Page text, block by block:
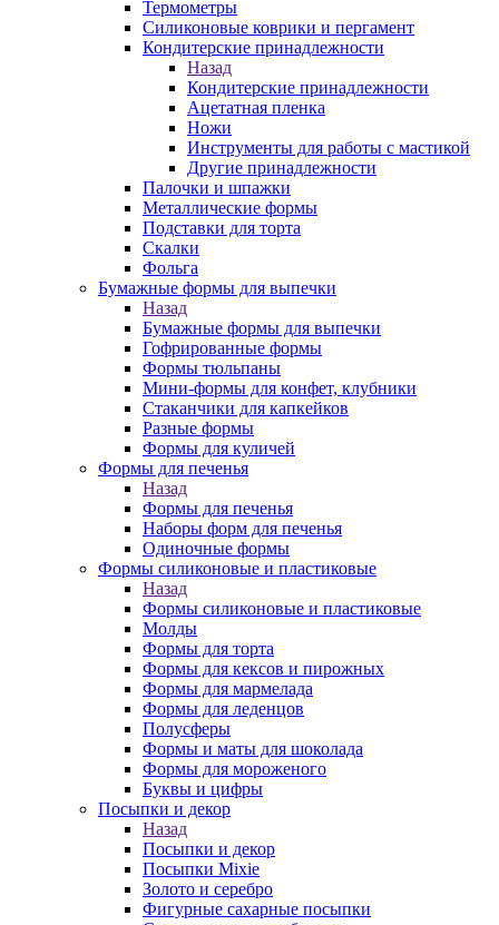
Термометры
Силиконовые коврики и пергамент
Кондитерские принадлежности
Назад
Кондитерские принадлежности
Ацетатная пленка
Ножи
Инструменты для работы с мастикой
Другие принадлежности
Палочки и шпажки
Металлические формы
Подставки для торта
Скалки
Фольга
Бумажные формы для выпечки
Назад
Бумажные формы для выпечки
Гофрированные формы
Формы тюльпаны
Мини-формы для конфет, клубники
Стаканчики для капкейков
Разные формы
Формы для куличей
Формы для печенья
Назад
Формы для печенья
Наборы форм для печенья
Одиночные формы
Формы силиконовые и пластиковые
Назад
Формы силиконовые и пластиковые
Молды
Формы для торта
Формы для кексов и пирожных
Формы для мармелада
Формы для леденцов
Полусферы
Формы и маты для шоколада
Формы для мороженого
Буквы и цифры
Посыпки и декор
Назад
Посыпки и декор
Посыпки Mixie
Золото и серебро
Фигурные сахарные посыпки